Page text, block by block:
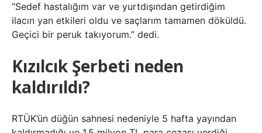
“Sedef hastalığım var ve yurtdışından getirdiğim
ilacın yan etkileri oldu ve saçlarım tamamen döküldü.
Geçici bir peruk takıyorum.” dedi.
Kızılcık Şerbeti neden
kaldırıldı?
RTÜK’ün düğün sahnesi nedeniyle 5 hafta yayından